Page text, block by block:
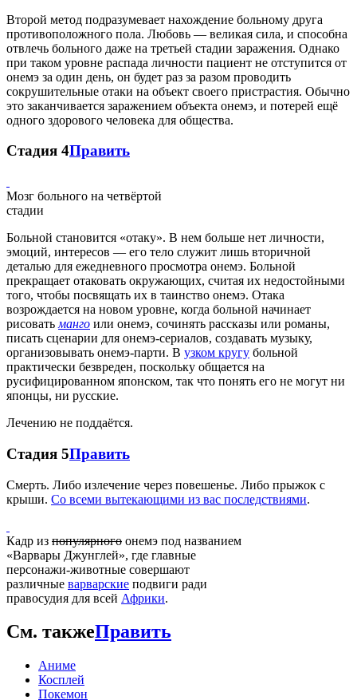
Второй метод подразумевает нахождение больному друга
противоположного пола. Любовь — великая сила, и способна
отвлечь больного даже на третьей стадии заражения. Однако
при таком уровне распада личности пациент не отступится от
онемэ за один день, он будет раз за разом проводить
сокрушительные отаки на объект своего пристрастия. Обычно
это заканчивается заражением объекта онемэ, и потерей ещё
одного здорового человека для общества.
Стадия 4Править
Мозг больного на четвёртой
стадии
Больной становится «отаку». В нем больше нет личности,
эмоций, интересов — его тело служит лишь вторичной
деталью для ежедневного просмотра онемэ. Больной
прекращает отаковать окружающих, считая их недостойными
того, чтобы посвящать их в таинство онемэ. Отака
возрождается на новом уровне, когда больной начинает
рисовать манго или онемэ, сочинять рассказы или романы,
писать сценарии для онемэ-сериалов, создавать музыку,
организовывать онемэ-парти. В узком кругу больной
практически безвреден, поскольку общается на
русифицированном японском, так что понять его не могут ни
японцы, ни русские.
Лечению не поддаётся.
Стадия 5Править
Смерть. Либо излечение через повешенье. Либо прыжок с
крыши. Со всеми вытекающими из вас последствиями.
Кадр из популярного онемэ под названием
«Варвары Джунглей», где главные
персонажи-животные совершают
различные варварские подвиги ради
правосудия для всей Африки.
См. такжеПравить
Аниме
Косплей
Покемон